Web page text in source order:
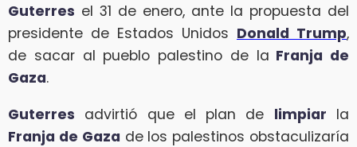
Guterres el 31 de enero, ante la propuesta del
presidente de Estados Unidos Donald Trump,
de sacar al pueblo palestino de la Franja de
Gaza.
Guterres advirtió que el plan de limpiar la
Franja de Gaza de los palestinos obstaculizaría